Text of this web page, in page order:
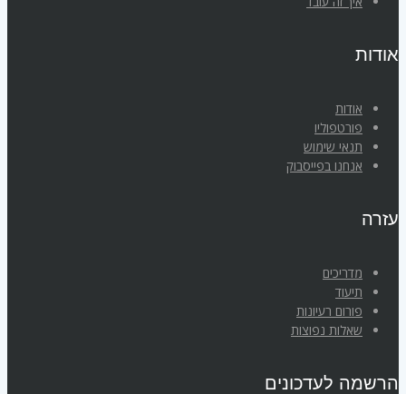
אודות
אודות
פורטפוליו
תנאי שימוש
אנחנו בפייסבוק
עזרה
מדריכים
תיעוד
פורום רעיונות
שאלות נפוצות
הרשמה לעדכונים